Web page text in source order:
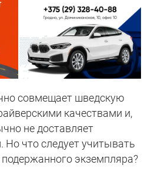
совмещает шведскую
качествами и,
не доставляет
что следует учитывать
подержанного экземпляра?